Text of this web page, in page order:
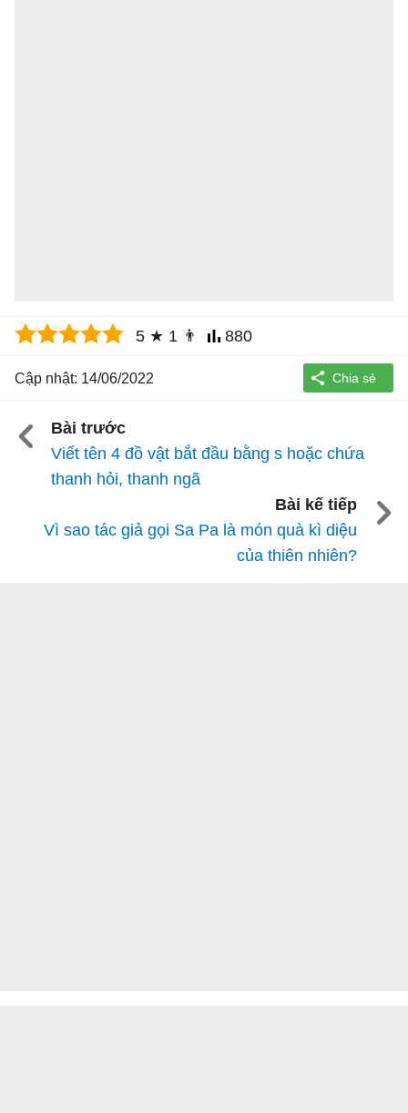
5 ★ 1 👨 880
Cập nhật: 14/06/2022
Bài trước
Viết tên 4 đồ vật bắt đầu bằng s hoặc chứa
thanh hỏi, thanh ngã
Bài kế tiếp
Vì sao tác giả gọi Sa Pa là món quà kì diệu
của thiên nhiên?